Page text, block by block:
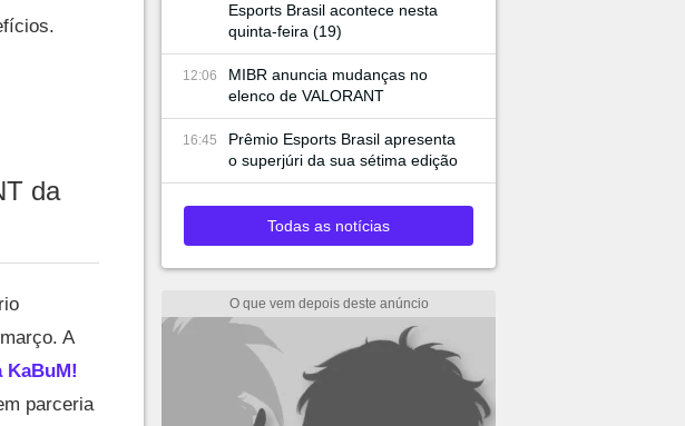
da
A
KaBuM!
parceria
Esports Brasil acontece nesta
quinta-feira (19)
12:06
MIBR anuncia mudanças no
elenco de VALORANT
16:45
Prêmio Esports Brasil apresenta
o superjúri da sua sétima edição
Todas as notícias